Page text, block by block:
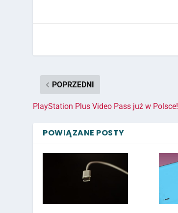
POPRZEDNI
PlayStation Plus Video Pass już w Polsce!
POWIĄZANE POSTY